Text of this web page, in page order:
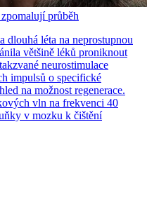
průběh
dlouhá léta na neprostupnou
většině léků proniknout
neurostimulace
impulsů o specifické
na možnost regenerace.
vln na frekvenci 40
v mozku k čištění